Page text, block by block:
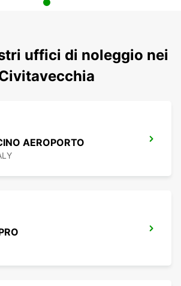
uffici di noleggio nei
AEROPORTO